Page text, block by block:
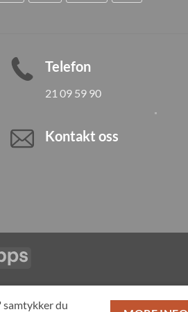
Telefon
21 09 59 90
Kontakt oss
Vipps
PRODUCTS
samtykker du